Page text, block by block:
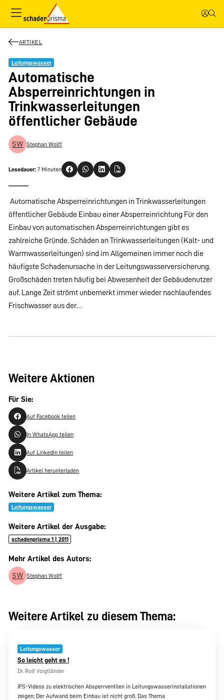
ARTIKEL
Leitungswasser
Automatische
Absperreinrichtungen in
Trinkwasserleitungen
öffentlicher Gebäude
SW Stephan Wolff
Lesedauer: 7 Minuten
 Automatische Absperreinrichtungen in Trinkwasserleitungen
öffentlicher Gebäude Einbau einer Absperreinrichtung Für den
Einbau von automatischen Absperreinrichtungen gibt es
zahlreiche Gründe. Schäden an Trinkwasserleitungen (Kalt- und
Warmwasserleitungen) sind im Allgemeinen immer noch die
häufigste Schadenursache in der Leitungswasserversicherung.
Großschäden treten häufig bei Abwesenheit der Gebäudenutzer
auf. Lange Zeit strömt unbemerkt immer wieder nachlaufendes
Frischwasser aus der…
Weitere Aktionen
Für Sie:
Auf Facebook teilen
In WhatsApp teilen
Auf LinkedIn teilen
Artikel herunterladen
Weitere Artikel zum Thema:
Leitungswasser
Weitere Artikel der Ausgabe:
schadenprisma 1 | 2011
Mehr Artikel des Autors:
SW Stephan Wolff
Weitere Artikel zu diesem Thema:
Leitungswasser
So leicht geht es !
Dr. Rolf Voigtländer
IFS-Videos zu elektrischen Absperrventilen in Leitungswasserinstallationen
zeigen: Der Aufwand beim Einbau ist nicht groß. Das Thema